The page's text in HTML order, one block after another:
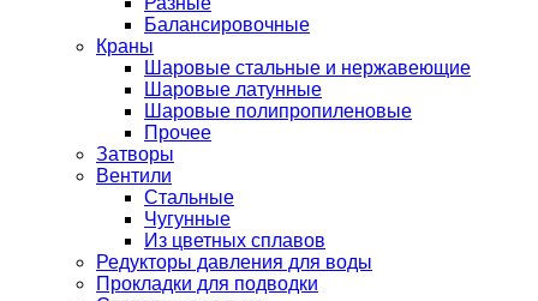
Балансировочные
Краны
Шаровые стальные и нержавеющие
Шаровые латунные
Шаровые полипропиленовые
Прочее
Затворы
Вентили
Стальные
Чугунные
Из цветных сплавов
Редукторы давления для воды
Прокладки для подводки